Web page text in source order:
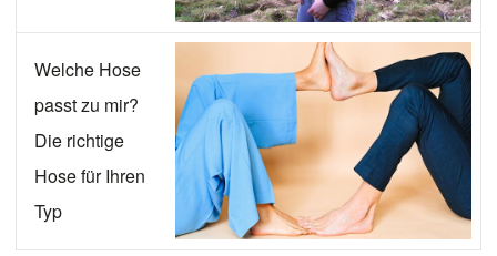
Welche Hose
passt zu mir?
Die richtige
Hose für Ihren
Typ